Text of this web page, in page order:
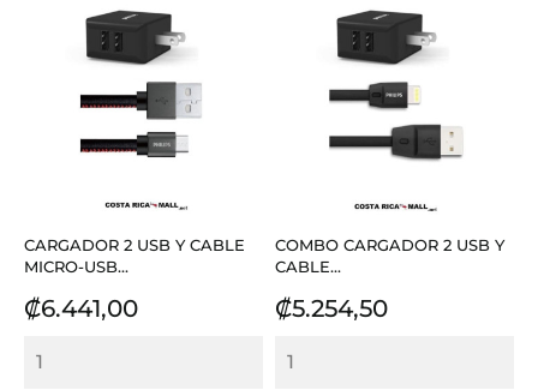
CARGADOR 2 USB Y CABLE
MICRO-USB...
Precio
₡6.441,00
COMBO CARGADOR 2 USB Y
CABLE...
Precio
₡5.254,50